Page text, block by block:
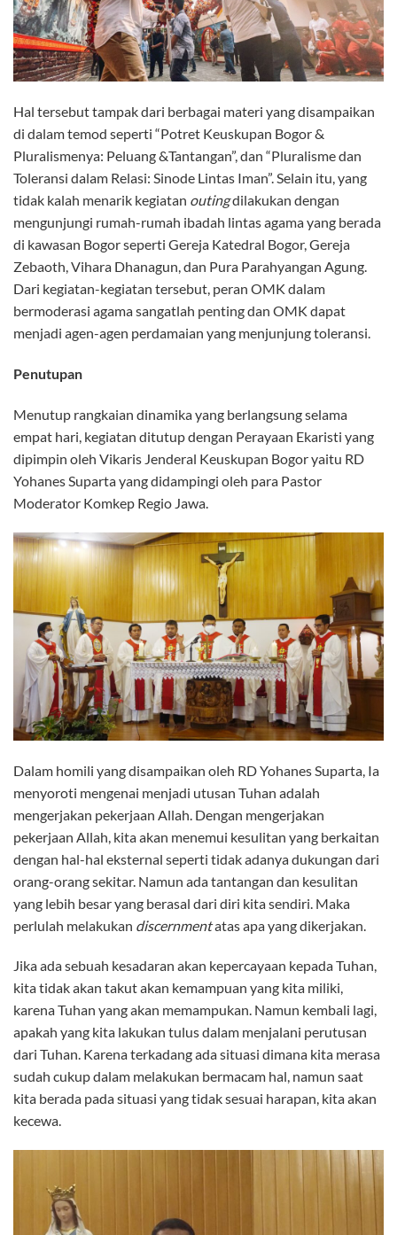
Hal tersebut tampak dari berbagai materi yang disampaikan
di dalam temod seperti “Potret Keuskupan Bogor &
Pluralismenya: Peluang &Tantangan”, dan “Pluralisme dan
Toleransi dalam Relasi: Sinode Lintas Iman”. Selain itu, yang
tidak kalah menarik kegiatan outingdilakukan dengan
mengunjungi rumah-rumah ibadah lintas agama yang berada
di kawasan Bogor seperti Gereja Katedral Bogor, Gereja
Zebaoth, Vihara Dhanagun, dan Pura Parahyangan Agung.
Dari kegiatan-kegiatan tersebut, peran OMK dalam
bermoderasi agama sangatlah penting dan OMK dapat
menjadi agen-agen perdamaian yang menjunjung toleransi.
Penutupan
Menutup rangkaian dinamika yang berlangsung selama
empat hari, kegiatan ditutup dengan Perayaan Ekaristi yang
dipimpin oleh Vikaris Jenderal Keuskupan Bogor yaitu RD
Yohanes Suparta yang didampingi oleh para Pastor
Moderator Komkep Regio Jawa.
Dalam homili yang disampaikan oleh RD Yohanes Suparta, Ia
menyoroti mengenai menjadi utusan Tuhan adalah
mengerjakan pekerjaan Allah. Dengan mengerjakan
pekerjaan Allah, kita akan menemui kesulitan yang berkaitan
dengan hal-hal eksternal seperti tidak adanya dukungan dari
orang-orang sekitar. Namun ada tantangan dan kesulitan
yang lebih besar yang berasal dari diri kita sendiri. Maka
perlulah melakukan discernmentatas apa yang dikerjakan.
Jika ada sebuah kesadaran akan kepercayaan kepada Tuhan,
kita tidak akan takut akan kemampuan yang kita miliki,
karena Tuhan yang akan memampukan. Namun kembali lagi,
apakah yang kita lakukan tulus dalam menjalani perutusan
dari Tuhan. Karena terkadang ada situasi dimana kita merasa
sudah cukup dalam melakukan bermacam hal, namun saat
kita berada pada situasi yang tidak sesuai harapan, kita akan
kecewa.